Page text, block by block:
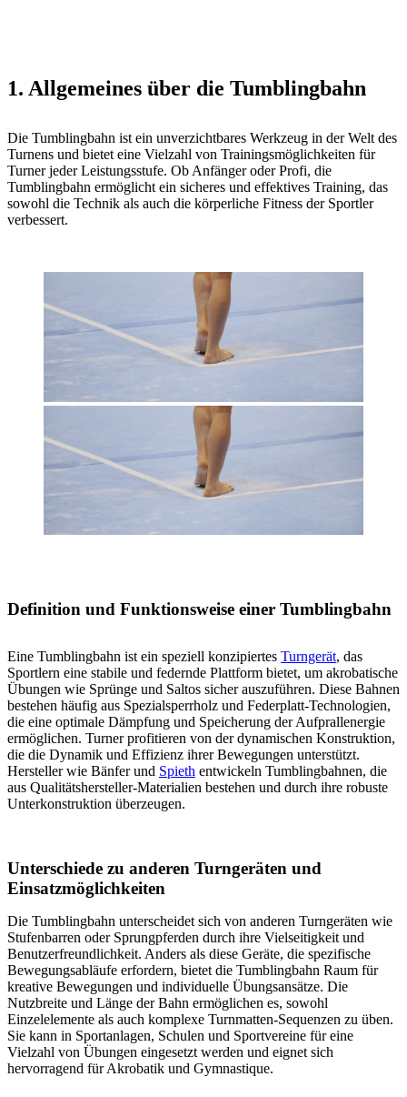
1. Allgemeines über die Tumblingbahn
Die Tumblingbahn ist ein unverzichtbares Werkzeug in der Welt des
Turnens und bietet eine Vielzahl von Trainingsmöglichkeiten für
Turner jeder Leistungsstufe. Ob Anfänger oder Profi, die
Tumblingbahn ermöglicht ein sicheres und effektives Training, das
sowohl die Technik als auch die körperliche Fitness der Sportler
verbessert.
Definition und Funktionsweise einer Tumblingbahn
Eine Tumblingbahn ist ein speziell konzipiertes Turngerät, das
Sportlern eine stabile und federnde Plattform bietet, um akrobatische
Übungen wie Sprünge und Saltos sicher auszuführen. Diese Bahnen
bestehen häufig aus Spezialsperrholz und Federplatt-Technologien,
die eine optimale Dämpfung und Speicherung der Aufprallenergie
ermöglichen. Turner profitieren von der dynamischen Konstruktion,
die die Dynamik und Effizienz ihrer Bewegungen unterstützt.
Hersteller wie Bänfer und Spieth entwickeln Tumblingbahnen, die
aus Qualitätshersteller-Materialien bestehen und durch ihre robuste
Unterkonstruktion überzeugen.
Unterschiede zu anderen Turngeräten und
Einsatzmöglichkeiten
Die Tumblingbahn unterscheidet sich von anderen Turngeräten wie
Stufenbarren oder Sprungpferden durch ihre Vielseitigkeit und
Benutzerfreundlichkeit. Anders als diese Geräte, die spezifische
Bewegungsabläufe erfordern, bietet die Tumblingbahn Raum für
kreative Bewegungen und individuelle Übungsansätze. Die
Nutzbreite und Länge der Bahn ermöglichen es, sowohl
Einzelelemente als auch komplexe Turnmatten-Sequenzen zu üben.
Sie kann in Sportanlagen, Schulen und Sportvereine für eine
Vielzahl von Übungen eingesetzt werden und eignet sich
hervorragend für Akrobatik und Gymnastique.